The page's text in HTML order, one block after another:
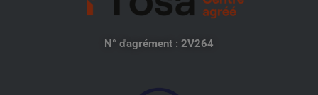
N° d'agrément : 2V264